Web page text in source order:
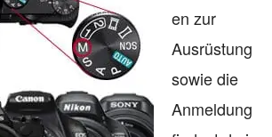
en zur
Ausrüstung
sowie die
Anmeldung